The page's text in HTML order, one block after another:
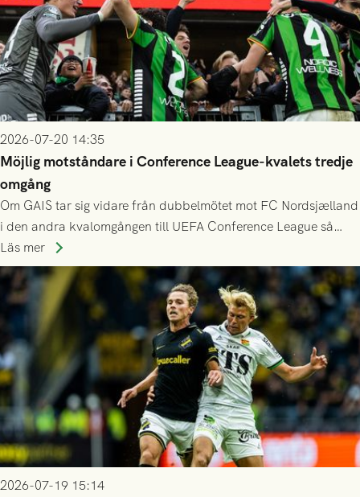
2026-07-20 14:35
Möjlig motståndare i Conference League-kvalets tredje
omgång
Om GAIS tar sig vidare från dubbelmötet mot FC Nordsjælland
i den andra kvalomgången till UEFA Conference League så
spelas den tredje kvalomgången kort därpå. Motståndare blir
då vinnaren i mötet mellan isländska Valur och HŠK Zrinjski
Mostar från Bosnien och Hercegovina.
Läs mer
2026-07-19 15:14